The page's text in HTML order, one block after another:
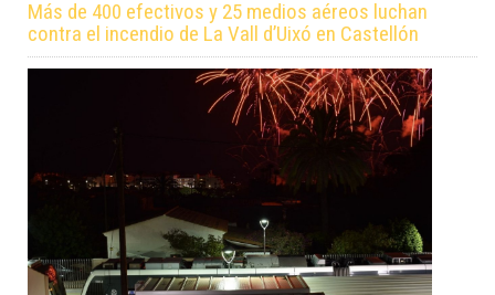
Más de 400 efectivos y 25 medios aéreos luchan
contra el incendio de La Vall d’Uixó en Castellón